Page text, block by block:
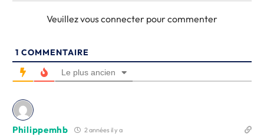
Veuillez vous connecter pour commenter
1 COMMENTAIRE
Le plus ancien
Philippemhb 2 années il y a